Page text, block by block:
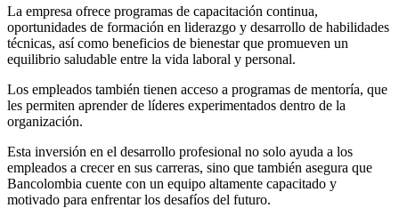
La empresa ofrece programas de capacitación continua,
oportunidades de formación en liderazgo y desarrollo de habilidades
técnicas, así como beneficios de bienestar que promueven un
equilibrio saludable entre la vida laboral y personal.
Los empleados también tienen acceso a programas de mentoría, que
les permiten aprender de líderes experimentados dentro de la
organización.
Esta inversión en el desarrollo profesional no solo ayuda a los
empleados a crecer en sus carreras, sino que también asegura que
Bancolombia cuente con un equipo altamente capacitado y
motivado para enfrentar los desafíos del futuro.